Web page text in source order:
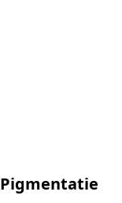
Pigmentatie